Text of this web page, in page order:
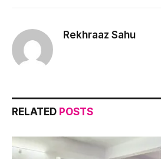
Rekhraaz Sahu
RELATED POSTS